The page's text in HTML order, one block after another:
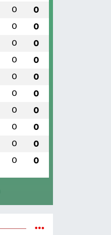
0 0
0 0
0 0
0 0
0 0
0 0
0 0
0 0
0 0
0 0